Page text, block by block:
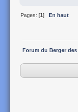
Pages: [1]En haut
Forum du Berger des